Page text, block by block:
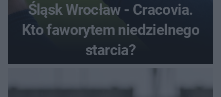
Śląsk Wrocław - Cracovia.
Kto faworytem niedzielnego
starcia?